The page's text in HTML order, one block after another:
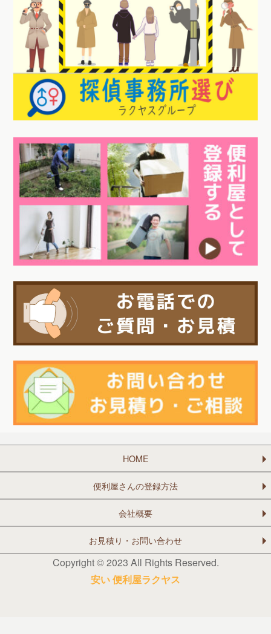
HOME
便利屋さんの登録方法
会社概要
お見積り・お問い合わせ
Copyright © 2023 All Rights Reserved.
安い 便利屋ラクヤス